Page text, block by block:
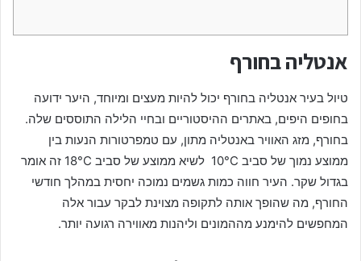
אנטליה בחורף
טיול בעיר אנטליה בחורף יכול להיות מעצים ומיוחד, היער ידועה
בחופים היפים, באתרים ההיסטוריים ובחיי הלילה התוססים שלה.
בחורף, מזג האוויר באנטליה מתון, עם טמפרטורות הנעות בין
ממוצע נמוך של סביב 10°C לשיא ממוצע של סביב 18°C זה אומר
בגדול שקר. העיר חווה כמות גשמים נמוכה יחסית במהלך חודשי
החורף, מה שהופך אותה לתקופה מצוינת לבקר עבור אלה
המחפשים להימנע מההמונים וליהנות מאווירה רגועה יותר.